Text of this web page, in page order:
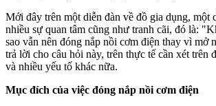
Mới đây trên một diễn đàn về đồ gia dụng, một
nhiều sự quan tâm cũng như tranh cãi, đó là:
sao vẫn nên đóng nắp nồi cơm điện thay vì mở
trả lời cho câu hỏi này, trên thực tế cần xét trên
và nhiều yếu tố khác nữa.
Mục đích của việc đóng nắp nồi cơm điện